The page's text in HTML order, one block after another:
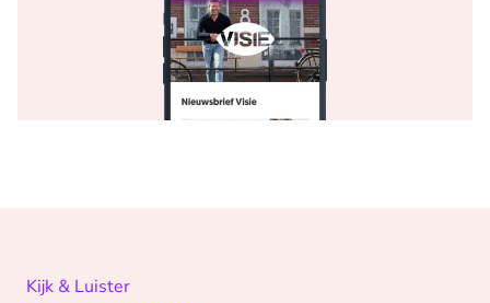
Kijk & Luister